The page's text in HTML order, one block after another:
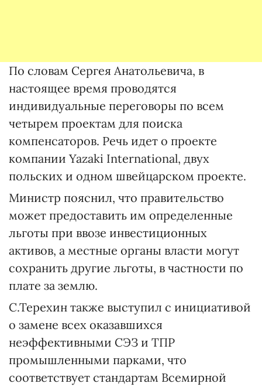
По словам Сергея Анатольевича, в
настоящее время проводятся
индивидуальные переговоры по всем
четырем проектам для поиска
компенсаторов. Речь идет о проекте
компании Yazaki International, двух
польских и одном швейцарском проекте.
Министр пояснил, что правительство
может предоставить им определенные
льготы при ввозе инвестиционных
активов, а местные органы власти могут
сохранить другие льготы, в частности по
плате за землю.
С.Терехин также выступил с инициативой
о замене всех оказавшихся
неэффективными СЭЗ и ТПР
промышленными парками, что
соответствует стандартам Всемирной